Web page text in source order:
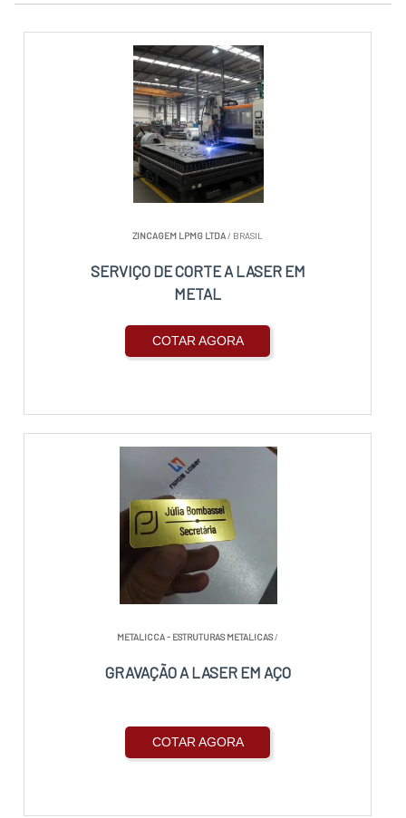
ZINCAGEM LPMG LTDA/ BRASIL
SERVIÇO DE CORTE A LASER EM
METAL
COTAR AGORA
METALICCA - ESTRUTURAS METALICAS/
GRAVAÇÃO A LASER EM AÇO
COTAR AGORA